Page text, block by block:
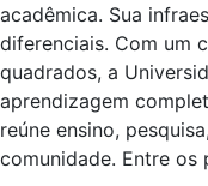
acadêmica. Sua
diferenciais. Com um
quadrados, a
aprendizagem
reúne ensino,
comunidade. Entre os